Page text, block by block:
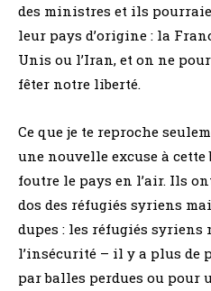
des ministres et ils
leur pays d’origine : la
Unis ou l’Iran, et on ne
fêter notre liberté.
Ce que je te reproche
une nouvelle excuse à cette
foutre le pays en l’air. Ils
dos des réfugiés syriens
dupes : les réfugiés syriens
l’insécurité – il y a plus de
par balles perdues ou pour